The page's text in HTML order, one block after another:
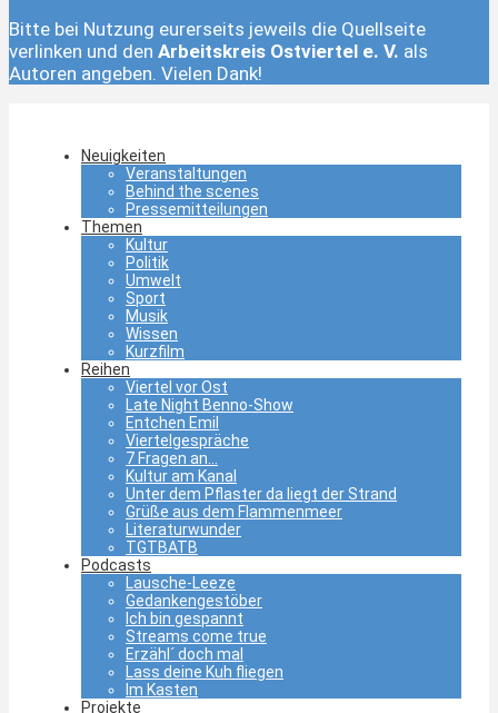
Bitte bei Nutzung eurerseits jeweils die Quellseite
verlinken und den Arbeitskreis Ostviertel e. V. als
Autoren angeben. Vielen Dank!
Neuigkeiten
Veranstaltungen
Behind the scenes
Pressemitteilungen
Themen
Kultur
Politik
Umwelt
Sport
Musik
Wissen
Kurzfilm
Reihen
Viertel vor Ost
Late Night Benno-Show
Entchen Emil
Viertelgespräche
7 Fragen an…
Kultur am Kanal
Unter dem Pflaster da liegt der Strand
Grüße aus dem Flammenmeer
Literaturwunder
TGTBATB
Podcasts
Lausche-Leeze
Gedankengestöber
Ich bin gespannt
Streams come true
Erzähl´ doch mal
Lass deine Kuh fliegen
Im Kasten
Projekte